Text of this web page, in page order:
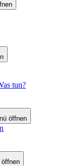
tun?
öffnen
öffnen